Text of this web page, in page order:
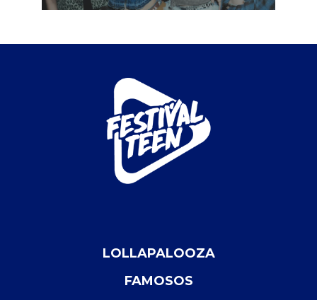
LOLLAPALOOZA
FAMOSOS